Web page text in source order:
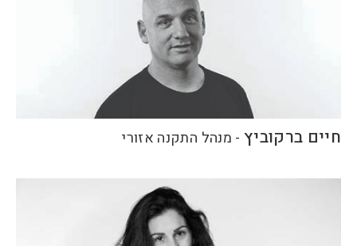
חיים ברקוביץ - מנהל התקנה אזורי